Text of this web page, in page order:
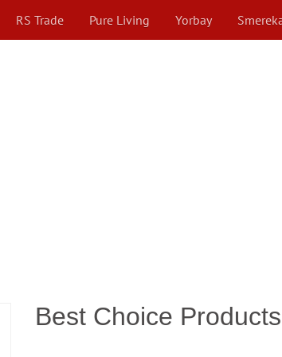
RS Trade Pure Living Yorbay
Best Choice